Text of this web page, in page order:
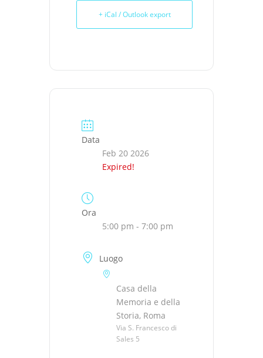
+ iCal / Outlook export
Data
Feb 20 2026
Expired!
Ora
5:00 pm - 7:00 pm
Luogo
Casa della
Memoria e della
Storia, Roma
Via S. Francesco di
Sales 5